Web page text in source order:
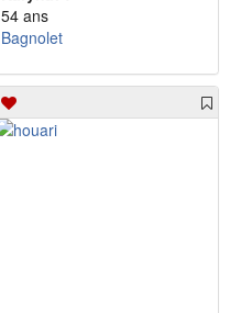
54 ans
Bagnolet